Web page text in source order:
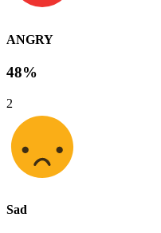
ANGRY
48%
2
Sad